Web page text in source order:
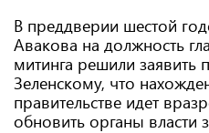
В преддверии шестой
Авакова на должность
митинга решили заявить
Зеленскому, что
правительстве идет
обновить органы власти